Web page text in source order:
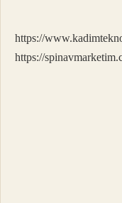
https://
https://